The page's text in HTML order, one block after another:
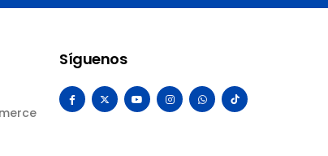
Síguenos